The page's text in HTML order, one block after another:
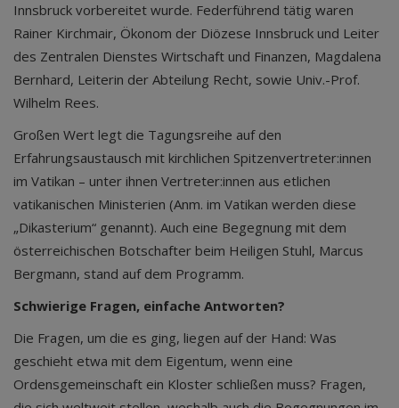
Innsbruck vorbereitet wurde. Federführend tätig waren
Rainer Kirchmair, Ökonom der Diözese Innsbruck und Leiter
des Zentralen Dienstes Wirtschaft und Finanzen, Magdalena
Bernhard, Leiterin der Abteilung Recht, sowie Univ.-Prof.
Wilhelm Rees.
Großen Wert legt die Tagungsreihe auf den
Erfahrungsaustausch mit kirchlichen Spitzenvertreter:innen
im Vatikan – unter ihnen Vertreter:innen aus etlichen
vatikanischen Ministerien (Anm. im Vatikan werden diese
„Dikasterium“ genannt). Auch eine Begegnung mit dem
österreichischen Botschafter beim Heiligen Stuhl, Marcus
Bergmann, stand auf dem Programm.
Schwierige Fragen, einfache Antworten?
Die Fragen, um die es ging, liegen auf der Hand: Was
geschieht etwa mit dem Eigentum, wenn eine
Ordensgemeinschaft ein Kloster schließen muss? Fragen,